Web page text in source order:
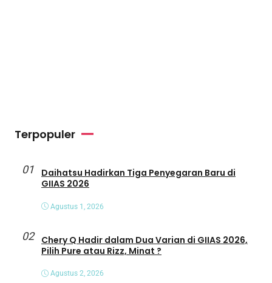
Terpopuler
01
Daihatsu Hadirkan Tiga Penyegaran Baru di
GIIAS 2026
Agustus 1, 2026
02
Chery Q Hadir dalam Dua Varian di GIIAS 2026,
Pilih Pure atau Rizz, Minat ?
Agustus 2, 2026